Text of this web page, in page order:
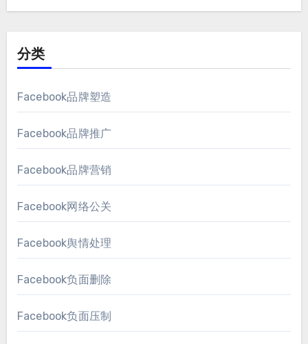
分类
Facebook品牌塑造
Facebook品牌推广
Facebook品牌营销
Facebook网络公关
Facebook舆情处理
Facebook负面删除
Facebook负面压制